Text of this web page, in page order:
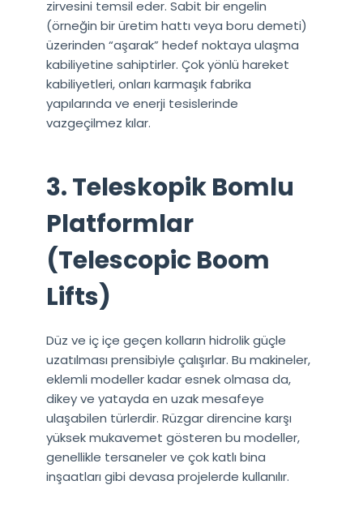
zirvesini temsil eder. Sabit bir engelin
(örneğin bir üretim hattı veya boru demeti)
üzerinden “aşarak” hedef noktaya ulaşma
kabiliyetine sahiptirler. Çok yönlü hareket
kabiliyetleri, onları karmaşık fabrika
yapılarında ve enerji tesislerinde
vazgeçilmez kılar.
3. Teleskopik Bomlu
Platformlar
(Telescopic Boom
Lifts)
Düz ve iç içe geçen kolların hidrolik güçle
uzatılması prensibiyle çalışırlar. Bu makineler,
eklemli modeller kadar esnek olmasa da,
dikey ve yatayda en uzak mesafeye
ulaşabilen türlerdir. Rüzgar direncine karşı
yüksek mukavemet gösteren bu modeller,
genellikle tersaneler ve çok katlı bina
inşaatları gibi devasa projelerde kullanılır.